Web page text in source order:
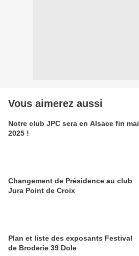
Vous aimerez aussi
Notre club JPC sera en Alsace fin mai
2025 !
Changement de Présidence au club
Jura Point de Croix
Plan et liste des exposants Festival
de Broderie 39 Dole